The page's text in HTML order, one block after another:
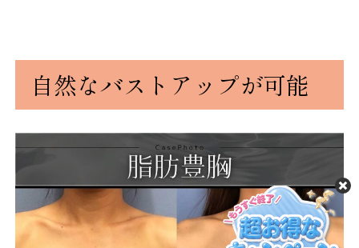
自然なバストアップが可能